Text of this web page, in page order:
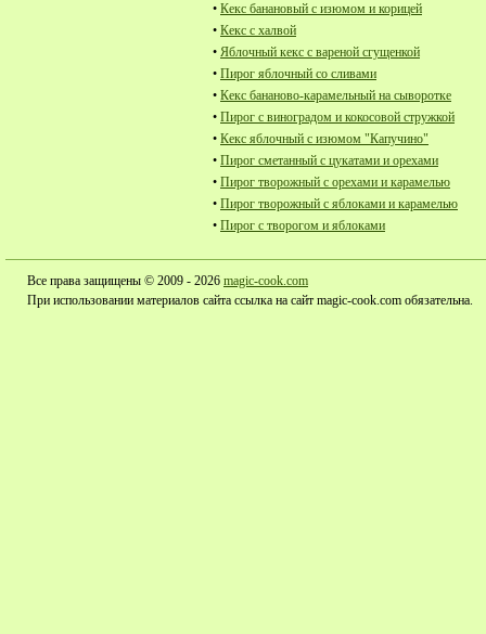
• Кекс банановый с изюмом и корицей
• Кекс с халвой
• Яблочный кекс с вареной сгущенкой
• Пирог яблочный со сливами
• Кекс бананово-карамельный на сыворотке
• Пирог с виноградом и кокосовой стружкой
• Кекс яблочный с изюмом "Капучино"
• Пирог сметанный с цукатами и орехами
• Пирог творожный с орехами и карамелью
• Пирог творожный с яблоками и карамелью
• Пирог с творогом и яблоками
Все права защищены © 2009 - 2026 magic-cook.com
При использовании материалов сайта ссылка на сайт magic-cook.com обязательна.